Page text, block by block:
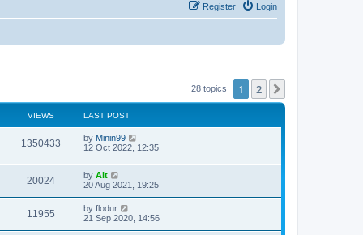
Login
Register
28 topics 1 2
VIEWS LAST POST
1350433V
i
L
a
t
p
o
s
t
by Minin99
12 Oct 2022, 12:35
20024V
i
L
a
t
p
o
s
by Alt
20 Aug 2021, 19:25
11955V
L
a
by flodur
21 Sep 2020, 14:56